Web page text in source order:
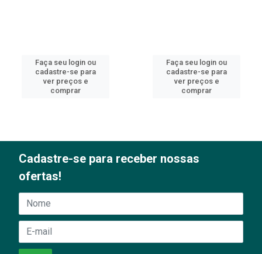
Faça seu login ou
cadastre-se para
ver preços e
comprar
Faça seu login ou
cadastre-se para
ver preços e
comprar
Cadastre-se para receber nossas
ofertas!